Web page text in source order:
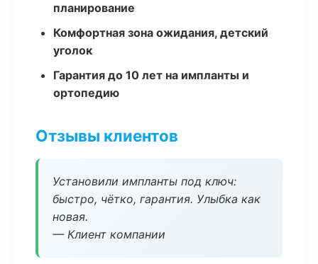
планирование
Комфортная зона ожидания, детский
уголок
Гарантия до 10 лет на импланты и
ортопедию
Отзывы клиентов
Установили импланты под ключ:
быстро, чётко, гарантия. Улыбка как
новая.
— Клиент компании